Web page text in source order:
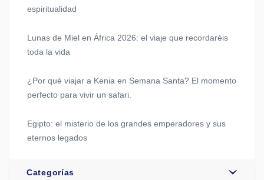
espiritualidad
Lunas de Miel en África 2026: el viaje que recordaréis
toda la vida
¿Por qué viajar a Kenia en Semana Santa? El momento
perfecto para vivir un safari.
Egipto: el misterio de los grandes emperadores y sus
eternos legados
Categorías